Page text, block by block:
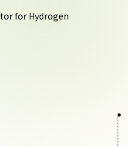
for Hydrogen